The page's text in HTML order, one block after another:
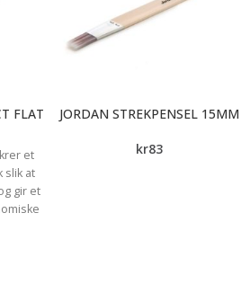
FLAT
et
slik at
gir et
JORDAN STREKPENSEL 15MM
kr83